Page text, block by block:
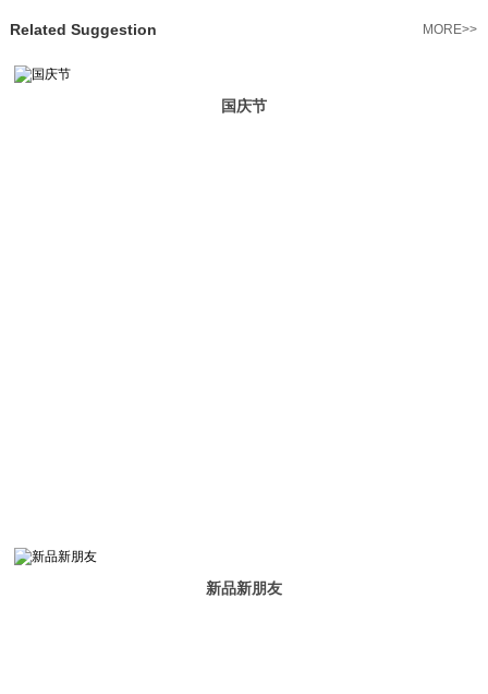
Related Suggestion MORE>>
国庆节
新品新朋友